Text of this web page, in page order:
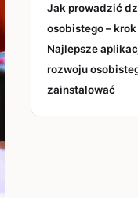
Jak prowadzić
osobistego –
Najlepsze
rozwoju
zainstalować